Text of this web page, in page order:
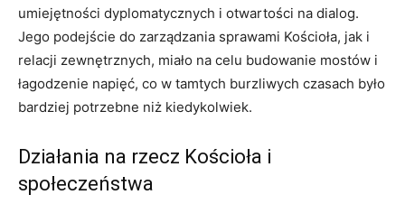
umiejętności dyplomatycznych i otwartości na dialog.
Jego podejście do zarządzania sprawami Kościoła, jak i
relacji zewnętrznych, miało na celu budowanie mostów i
łagodzenie napięć, co w tamtych burzliwych czasach było
bardziej potrzebne niż kiedykolwiek.
Działania na rzecz Kościoła i
społeczeństwa